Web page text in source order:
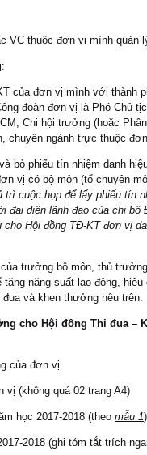
VC thuộc đơn vị mình quản
của đơn vị mình với thành
đoàn đơn vị là Phó Chủ
Chi hội trưởng (hoặc
chuyên ngành trực thuộc
bỏ phiếu tín nhiệm danh
vị có bộ môn (tổ chuyên
trì cuộc họp để lấy phiếu tín
diện lãnh đạo của chi
Hội đồng TĐ-KT đơn vị
trưởng bộ môn, thủ
năng suất lao động,
và khen thưởng nêu trên.
cho Hội đồng Thi đua –
của đơn vị.
(không quá 02 trang A4)
học 2017-2018 (theo mẫu 1)
2018 (ghi tóm tắt trích